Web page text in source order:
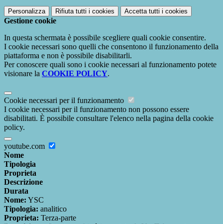
Personalizza Rifiuta tutti i cookies Accetta tutti i cookies
Gestione cookie
In questa schermata è possibile scegliere quali cookie consentire.
I cookie necessari sono quelli che consentono il funzionamento della
piattaforma e non è possibile disabilitarli.
Per conoscere quali sono i cookie necessari al funzionamento potete
visionare la COOKIE POLICY.
Cookie necessari per il funzionamento
I cookie necessari per il funzionamento non possono essere
disabilitati. È possibile consultare l'elenco nella pagina della cookie
policy.
youtube.com
Nome
Tipologia
Proprieta
Descrizione
Durata
Nome: YSC
Tipologia: analitico
Proprieta: Terza-parte